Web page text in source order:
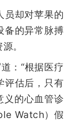
员却对苹果的
备的异常脉搏
。
：“根据医疗
评估后，只有
义的心血管诊
Watch）假